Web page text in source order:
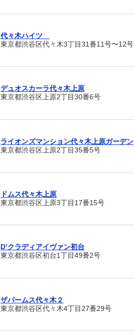
代々木ハイツ
東京都渋谷区代々木3丁目31番11号〜12号
デュオスカーラ代々木上原
東京都渋谷区上原2丁目30番6号
ライオンズマンション代々木上原ガーデン
東京都渋谷区上原2丁目35番5号
ドムス代々木上原
東京都渋谷区上原3丁目17番15号
D’クラディアイヴァン初台
東京都渋谷区初台1丁目49番2号
ザパームス代々木２
東京都渋谷区代々木4丁目27番29号